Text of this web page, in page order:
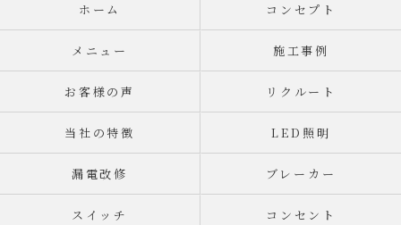
ホーム コンセプト
メニュー 施工事例
お客様の声 リクルート
当社の特徴 LED照明
漏電改修 ブレーカー
スイッチ コンセント